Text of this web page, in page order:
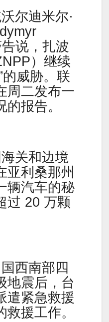
尔迪米尔·
说，扎波
）继续
的威胁。联
周二发布一
报告。
关和边境
亚利桑那州
辆汽车的秘
过 20 万颗
西南部四
地震后，台
遣紧急救援
援工作。